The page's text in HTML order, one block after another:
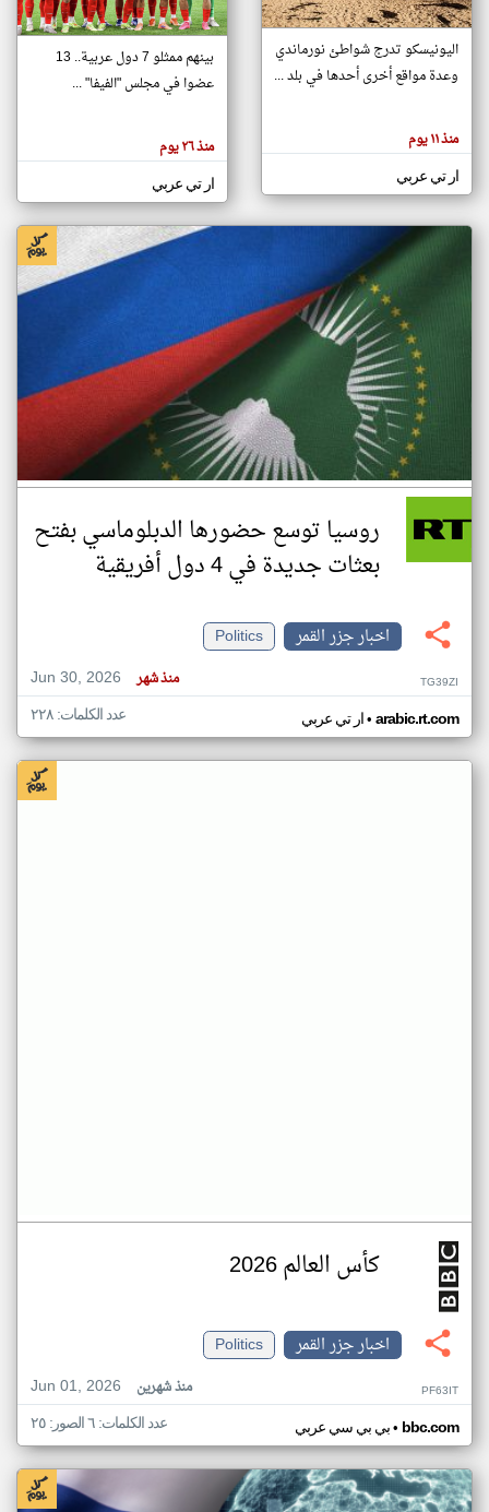
تغيير الدولة
اخبار جزر القمر على مدار الساعة
أهم اخبار جزر القمر العاجلة والمباشرة
هنا عن
وجهة
كاتبيها.
اليونيسكو تدرج شواطئ نورماندي
وعدة مواقع أخرى أحدها في بلد ...
منذ ١١ يوم
ار تي عربي
بينهم ممثلو 7 دول عربية.. 13
عضوا في مجلس "الفيفا" ...
منذ ٢٦ يوم
ار تي عربي
روسيا توسع حضورها الدبلوماسي بفتح
بعثات جديدة في 4 دول أفريقية
اخبار جزر القمر
Politics
Jun 30, 2026
منذ شهر TG39ZI
ار تي عربي• arabic.rt.com عدد الكلمات: ٢٢٨
كأس العالم 2026
اخبار جزر القمر
Politics
Jun 01, 2026
منذ شهرين PF63IT
بي بي سي عربي• bbc.com عدد الكلمات: ٦ الصور: ٢٥
klyoum.com